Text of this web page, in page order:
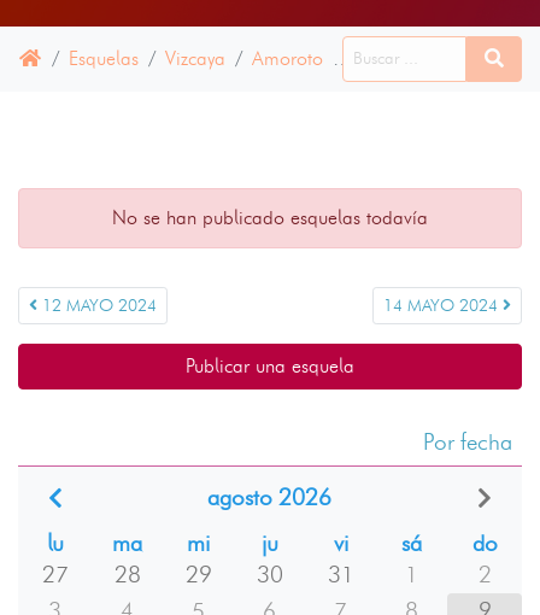
Esquelas Vizcaya Amoroto 13 MAYO 2024
No se han publicado esquelas todavía
12 MAYO 2024 14 MAYO 2024
Publicar una esquela
Por fecha
agosto 2026
lu
ma mi ju vi sá
do
27
28 29 30 31 1
2